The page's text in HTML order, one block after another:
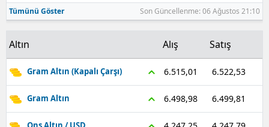
Ordu
Rize
Sakarya
Samsun
Tümünü Göster Son Güncellenme: 06 Ağustos 21:10
Altın Alış Satış
Gram Altın (Kapalı Çarşı) 6.515,01 6.522,53
Gram Altın 6.498,98 6.499,81